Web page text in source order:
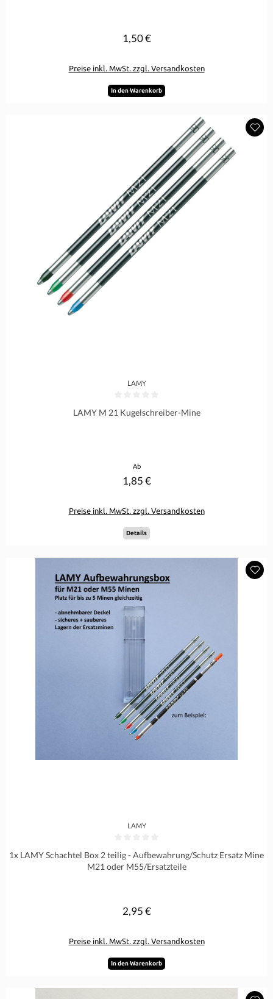
Regulärer Preis:
1,50 €
Preise inkl. MwSt. zzgl. Versandkosten
In den Warenkorb
LAMY
LAMY M 21 Kugelschreiber-Mine
Regulärer Preis:
Ab
1,85 €
Preise inkl. MwSt. zzgl. Versandkosten
Details
LAMY
1x LAMY Schachtel Box 2 teilig - Aufbewahrung/Schutz Ersatz Mine
M21 oder M55/Ersatzteile
Regulärer Preis:
2,95 €
Preise inkl. MwSt. zzgl. Versandkosten
In den Warenkorb